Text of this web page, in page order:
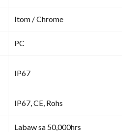
Itom / Chrome
PC
IP67
IP67, CE, Rohs
Labaw sa 50,000hrs